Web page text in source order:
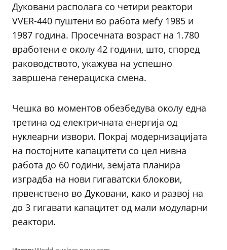
Дуковани располага со четири реактори
VVER-440 пуштени во работа меѓу 1985 и
1987 година. Просечната возраст на 1.780
вработени е околу 42 години, што, според
раководството, укажува на успешно
завршена генерациска смена.
Чешка во моментов обезбедува околу една
третина од електричната енергија од
нуклеарни извори. Покрај модернизацијата
на постојните капацитети со цел нивна
работа до 60 години, земјата планира
изградба на нови гигаватски блокови,
првенствено во Дуковани, како и развој на
до 3 гигавати капацитет од мали модуларни
реактори.